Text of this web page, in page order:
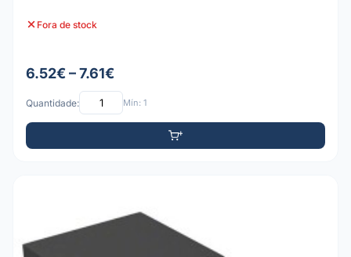
Fora de stock
6.52€ – 7.61€
Quantidade: Mín: 1